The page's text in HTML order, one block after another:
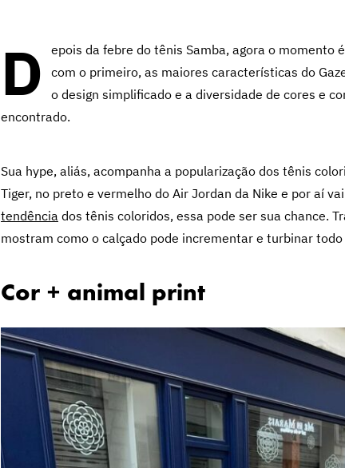
D epois da febre do tênis Samba, agora o momento
com o primeiro, as maiores características do
o design simplificado e a diversidade de cores e
encontrado.
Sua hype, aliás, acompanha a popularização dos tênis
Tiger, no preto e vermelho do Air Jordan da Nike e por aí
tendência dos tênis coloridos, essa pode ser sua chance.
mostram como o calçado pode incrementar e turbinar todo
Cor + animal print